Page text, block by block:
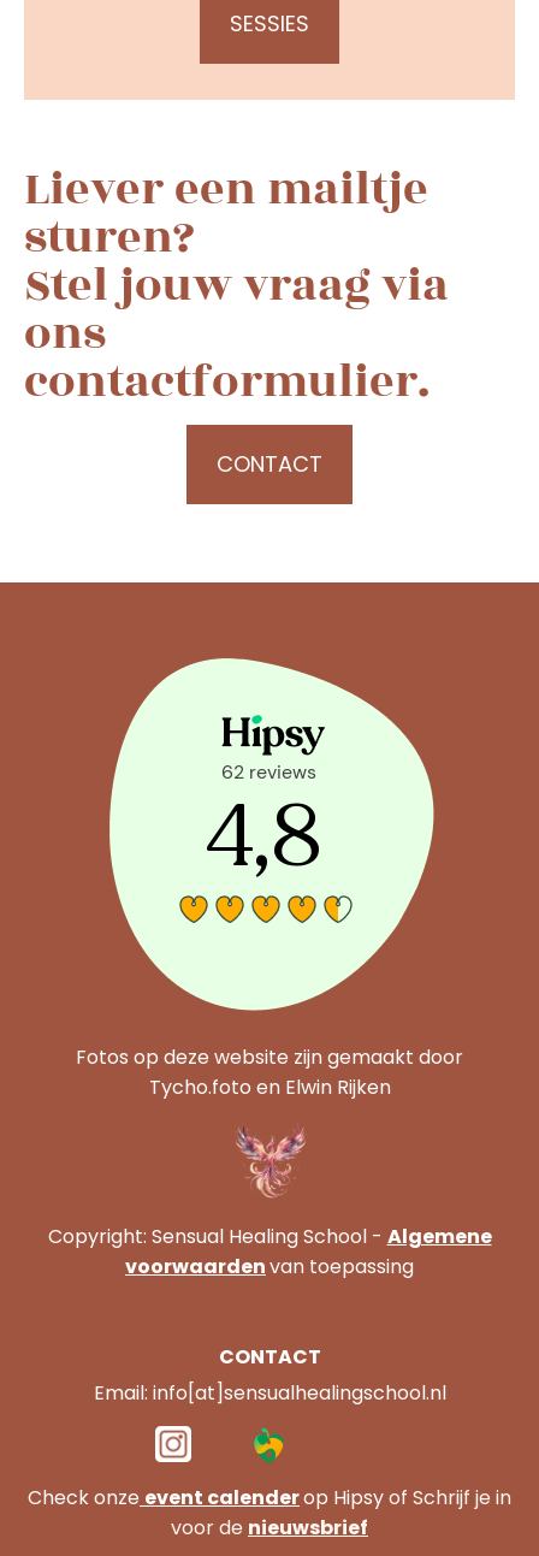
SESSIES
Liever een mailtje
sturen?
Stel jouw vraag via
ons
contactformulier.
CONTACT
Fotos op deze website zijn gemaakt door
Tycho.foto en Elwin Rijken
Copyright: Sensual Healing School - Algemene
voorwaardenvan toepassing
CONTACT
Email: info[at]sensualhealingschool.nl
Check onze event calenderop Hipsyof Schrijf je in
voor de nieuwsbrief